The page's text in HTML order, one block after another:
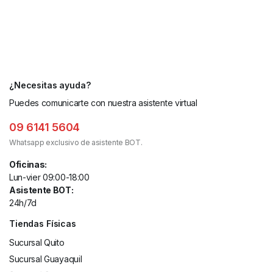
¿Necesitas ayuda?
Puedes comunicarte con nuestra asistente virtual
09 6141 5604
Whatsapp exclusivo de asistente BOT.
Oficinas:
Lun-vier 09:00-18:00
Asistente BOT:
24h/7d
Tiendas Físicas
Sucursal Quito
Sucursal Guayaquil